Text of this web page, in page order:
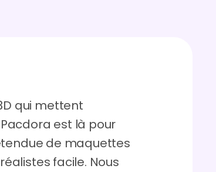
qui mettent
est là pour
de maquettes
facile. Nous